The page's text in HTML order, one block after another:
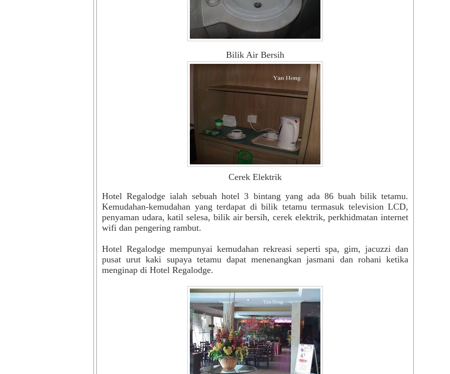
Bilik Air Bersih
Cerek Elektrik
Hotel Regalodge ialah sebuah hotel 3 bintang yang ada 86 buah bilik tetamu.
Kemudahan-kemudahan yang terdapat di bilik tetamu termasuk television LCD,
penyaman udara, katil selesa, bilik air bersih, cerek elektrik, perkhidmatan internet
wifi dan pengering rambut.
Hotel Regalodge mempunyai kemudahan rekreasi seperti spa, gim, jacuzzi dan
pusat urut kaki supaya tetamu dapat menenangkan jasmani dan rohani ketika
menginap di Hotel Regalodge.